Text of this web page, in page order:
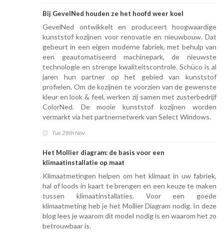
Bij GevelNed houden ze het hoofd weer koel
GevelNed ontwikkelt en produceert hoogwaardige
kunststof kozijnen voor renovatie en nieuwbouw. Dat
gebeurt in een eigen moderne fabriek, met behulp van
een geautomatiseerd machinepark, de nieuwste
technologie en strenge kwaliteitscontrole. Schüco is al
jaren hun partner op het gebied van kunststof
profielen. Om de kozijnen te voorzien van de gewenste
kleur en look & feel, werken zij samen met zusterbedrijf
ColorNed. De mooie kunststof kozijnen worden
vermarkt via het partnernetwerk van Select Windows.
Tue 28th Nov
Het Mollier diagram: de basis voor een
klimaatinstallatie op maat
Klimaatmetingen helpen om het klimaat in uw fabriek,
hal of loods in kaart te brengen en een keuze te maken
tussen klimaatinstallaties. Voor een goede
klimaatmeting heb je het Mollier Diagram nodig. In deze
blog lees je waarom dit model nodig is en waarom het zo
betrouwbaar is.